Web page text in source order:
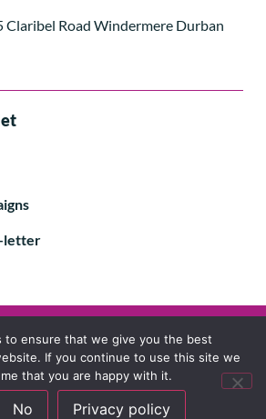
Claribel Road Windermere Durban
letter
Follow us
StreetNet International
to ensure that we give you the best
If you continue to use this site we
that you are happy with it.
No Privacy policy